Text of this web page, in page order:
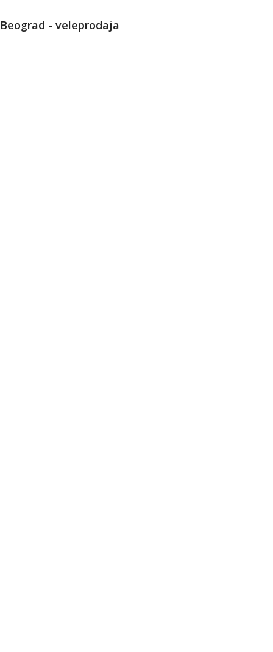
Beograd - veleprodaja